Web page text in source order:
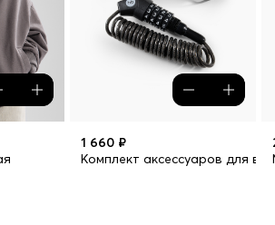
1 660 ₽
Комплект аксессуаров для